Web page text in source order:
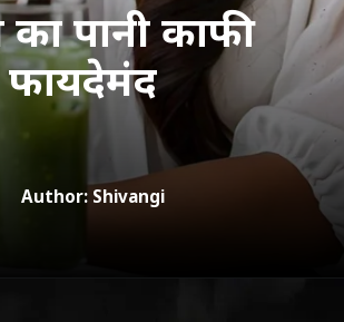
का पानी काफी
फायदेमंद
Author: Shivangi